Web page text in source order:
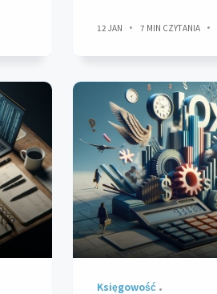
12 JAN 7 MIN CZYTANIA
Księgowość